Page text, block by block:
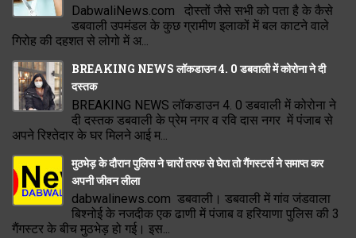
DabwaliNews.com दोस्तों जैसे सभी को पता है के कैसे
डबवाली उपमंडल के कुछ ग्रामीण इलाकों में बल काटने वाले
गिरोह की दहशत से लोगो में अ...
BREAKING NEWS लॉकडाउन 4. 0 डबवाली में कोरोना ने दी
दस्तक
BREAKING NEWS लॉकडाउन 4. 0 डबवाली में कोरोना ने
दी दस्तक डबवाली के प्रेम नगर व रवि दास नगर में पंजाब से
अपने रिश्तेदार के घर मिलने आई म...
मुठभेड़ के दौरान पुलिस ने चारों तरफ से घेरा तो गैंगस्टर्स ने समाप्त कर
अपनी जीवन लीला
dabwalinews.com डबवाली। डबवाली में गांव जंडवाला
बिश्नोई के नजदीक एक ढाणी में पंजाब व हरियाणा पुलिस की 3
गैंगस्टर के बीच मुठभेड़ हो गई। इस...